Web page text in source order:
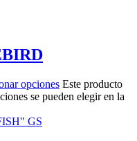
opciones Este producto
se pueden elegir en la